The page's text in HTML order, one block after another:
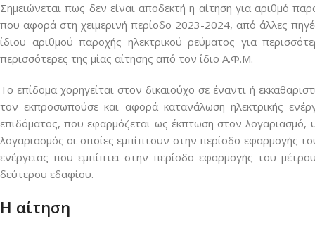
Σημειώνεται πως δεν είναι αποδεκτή η αίτηση για αριθμό
που αφορά στη χειμερινή περίοδο 2023-2024, από άλλες
ίδιου αριθμού παροχής ηλεκτρικού ρεύματος για
περισσότερες της μίας αίτησης από τον ίδιο Α.Φ.Μ.
Το επίδομα χορηγείται στον δικαιούχο σε έναντι ή
τον εκπροσωπούσε και αφορά κατανάλωση ηλεκτρικής
επιδόματος, που εφαρμόζεται ως έκπτωση στον
λογαριασμός οι οποίες εμπίπτουν στην περίοδο εφαρμογής
ενέργειας που εμπίπτει στην περίοδο εφαρμογής του
δεύτερου εδαφίου.
Η αίτηση